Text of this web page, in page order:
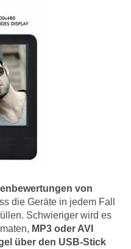
von
die Geräte in jedem Fall
Schwieriger wird es
MP3 oder AVI
über den USB-Stick